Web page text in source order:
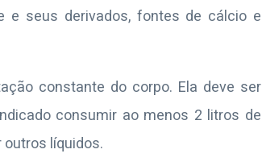
e seus derivados, fontes de cálcio e
constante do corpo. Ela deve ser
consumir ao menos 2 litros de
outros líquidos.